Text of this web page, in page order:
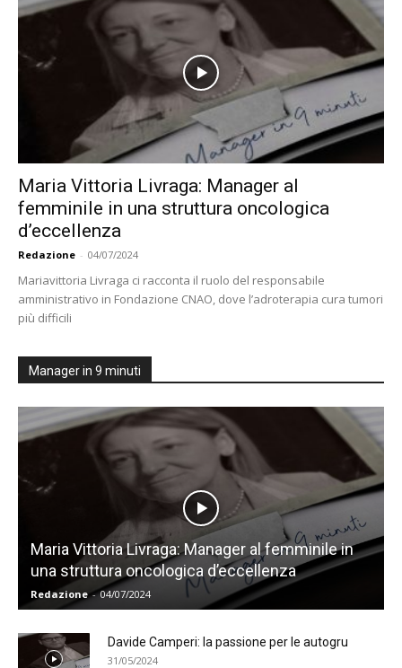
Maria Vittoria Livraga: Manager al
femminile in una struttura oncologica
d’eccellenza
Redazione - 04/07/2024
Mariavittoria Livraga ci racconta il ruolo del responsabile
amministrativo in Fondazione CNAO, dove l’adroterapia cura tumori
più difficili
Manager in 9 minuti
Maria Vittoria Livraga: Manager al femminile in
una struttura oncologica d’eccellenza
Redazione - 04/07/2024
Davide Camperi: la passione per le autogru
31/05/2024